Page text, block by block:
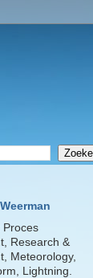
Proces
Research &
Meteorology,
Lightning.